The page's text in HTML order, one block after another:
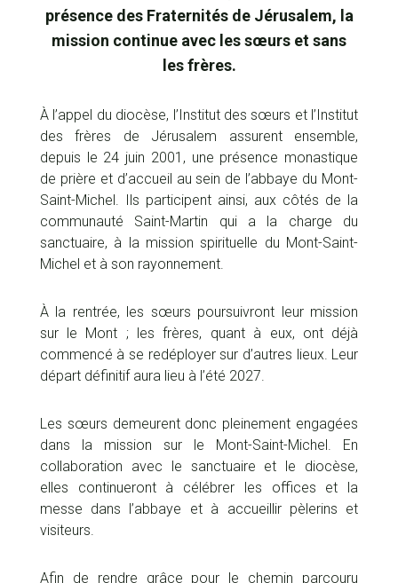
présence des Fraternités de Jérusalem, la
mission continue avec les sœurs et sans
les frères.
À l’appel du diocèse, l’Institut des sœurs et l’Institut
des frères de Jérusalem assurent ensemble,
depuis le 24 juin 2001, une présence monastique
de prière et d’accueil au sein de l’abbaye du Mont-
Saint-Michel. Ils participent ainsi, aux côtés de la
communauté Saint-Martin qui a la charge du
sanctuaire, à la mission spirituelle du Mont-Saint-
Michel et à son rayonnement.
À la rentrée, les sœurs poursuivront leur mission
sur le Mont ; les frères, quant à eux, ont déjà
commencé à se redéployer sur d’autres lieux. Leur
départ définitif aura lieu à l’été 2027.
Les sœurs demeurent donc pleinement engagées
dans la mission sur le Mont-Saint-Michel. En
collaboration avec le sanctuaire et le diocèse,
elles continueront à célébrer les offices et la
messe dans l’abbaye et à accueillir pèlerins et
visiteurs.
Afin de rendre grâce pour le chemin parcouru